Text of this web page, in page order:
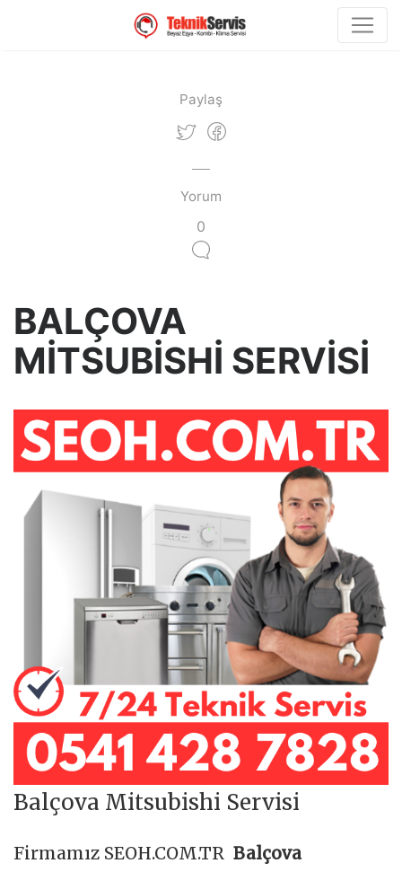
Paylaş
Yorum
0
BALÇOVA
MİTSUBİSHİ SERVİSİ
Balçova Mitsubishi Servisi
Firmamız SEOH.COM.TR Balçova